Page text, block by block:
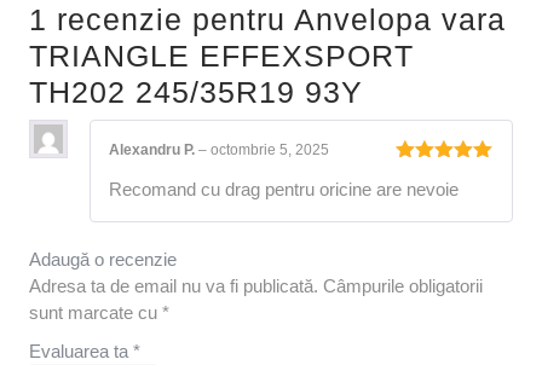
1 recenzie pentru Anvelopa vara
TRIANGLE EFFEXSPORT
TH202 245/35R19 93Y
5 din 5
Alexandru P. – octombrie 5, 2025
Recomand cu drag pentru oricine are nevoie
Adaugă o recenzie
Adresa ta de email nu va fi publicată. Câmpurile obligatorii
sunt marcate cu *
Evaluarea ta *